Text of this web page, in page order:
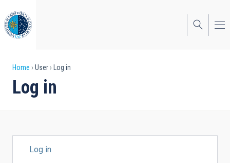
to
main
content
Breadcrumb
Home User Log in
Log in
TABSLog in